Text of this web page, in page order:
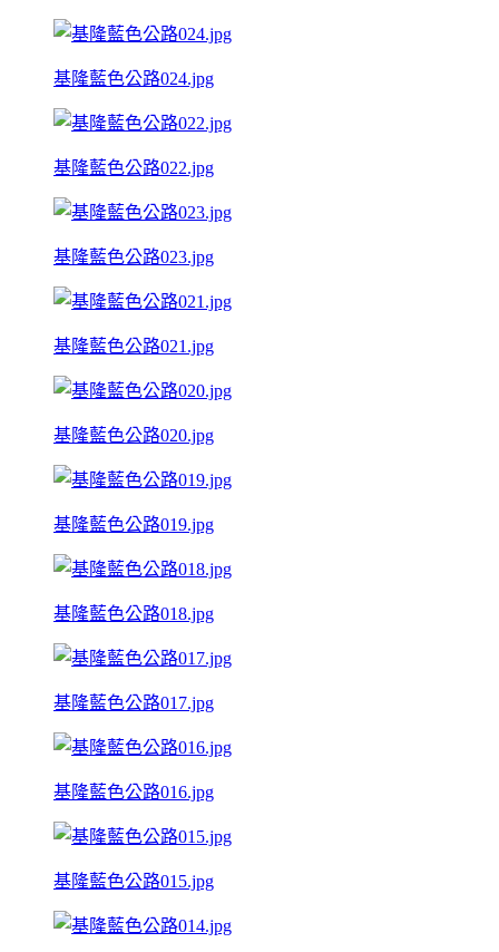
基隆藍色公路024.jpg
基隆藍色公路022.jpg
基隆藍色公路023.jpg
基隆藍色公路021.jpg
基隆藍色公路020.jpg
基隆藍色公路019.jpg
基隆藍色公路018.jpg
基隆藍色公路017.jpg
基隆藍色公路016.jpg
基隆藍色公路015.jpg